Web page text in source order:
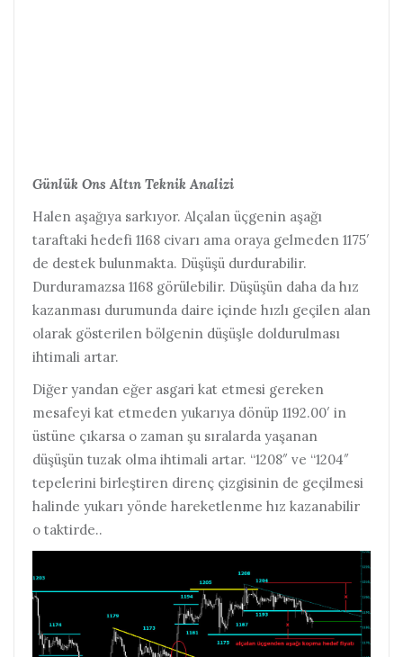
Günlük Ons Altın Teknik Analizi
Halen aşağıya sarkıyor. Alçalan üçgenin aşağı
taraftaki hedefi 1168 civarı ama oraya gelmeden 1175′
de destek bulunmakta. Düşüşü durdurabilir.
Durduramazsa 1168 görülebilir. Düşüşün daha da hız
kazanması durumunda daire içinde hızlı geçilen alan
olarak gösterilen bölgenin düşüşle doldurulması
ihtimali artar.
Diğer yandan eğer asgari kat etmesi gereken
mesafeyi kat etmeden yukarıya dönüp 1192.00′ in
üstüne çıkarsa o zaman şu sıralarda yaşanan
düşüşün tuzak olma ihtimali artar. “1208″ ve “1204″
tepelerini birleştiren direnç çizgisinin de geçilmesi
halinde yukarı yönde hareketlenme hız kazanabilir
o taktirde..